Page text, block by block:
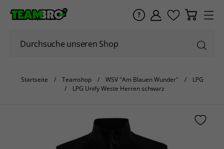
Startseite Teamshop WSV "Am Blauen Wunder"
LPG
LPG Unify Weste Herren schwarz